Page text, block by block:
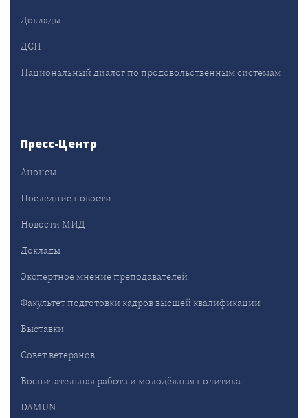
Доклады
ДСП
Национальный диалог по продовольственным системам
Пресс-Центр
Анонсы
Последние новости
Новости МИД
Доклады
Экспертное мнение преподавателей
Факультет подготовки кадров высшей квалификации
Выставки
Совет ветеранов
Воспитательная работа и молодёжная политика
DAMUN